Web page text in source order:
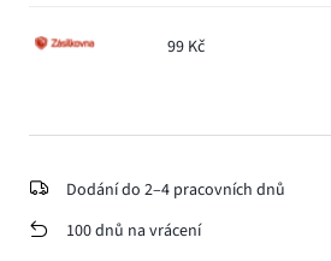
99 Kč
Dodání do 2–4 pracovních dnů
100 dnů na vrácení